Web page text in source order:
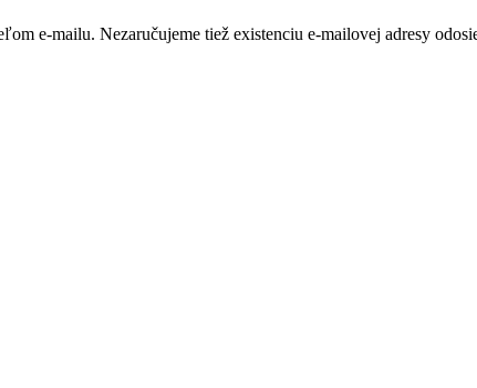
e-mailu. Nezaručujeme tiež existenciu e-mailovej adresy